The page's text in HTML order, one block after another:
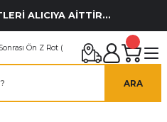
ALICIYA AİTTİR...
ARA